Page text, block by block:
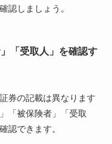
認しましょう。
「受取人」を確認す
券の記載は異なります
「被保険者」「受取
認できます。